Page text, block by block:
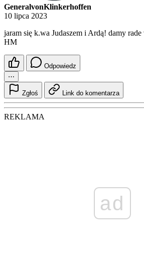
GeneralvonKlinkerhoffen
10 lipca 2023
jaram się k.wa Judaszem i Ardą! damy
HM
Odpowiedz
⋯
Zgłoś Link do komentarza
REKLAMA
ad